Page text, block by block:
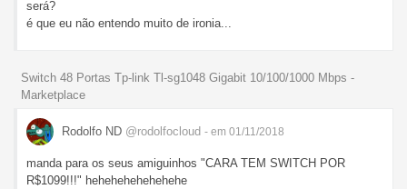
será?
é que eu não entendo muito de ironia...
Switch 48 Portas Tp-link Tl-sg1048 Gigabit 10/100/1000 Mbps -
Marketplace
Rodolfo ND @rodolfocloud - em 01/11/2018
manda para os seus amiguinhos "CARA TEM SWITCH POR
R$1099!!!" hehehehehehehehe